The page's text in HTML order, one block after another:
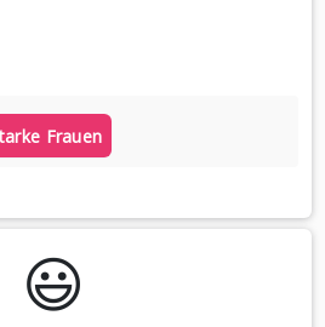
Frauen
😃️